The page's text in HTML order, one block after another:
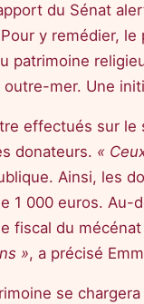
du Sénat
y remédier,
patrimoine
mer. Une
effectués sur le
donateurs. «
Ainsi, les
1 000 euros.
fiscal du
», a précisé
se